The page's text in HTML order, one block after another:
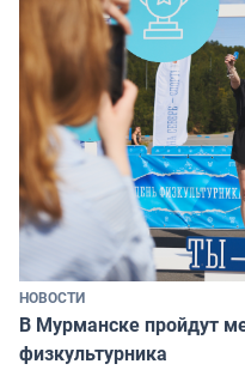
НОВОСТИ
В Мурманске пройдут
физкультурника